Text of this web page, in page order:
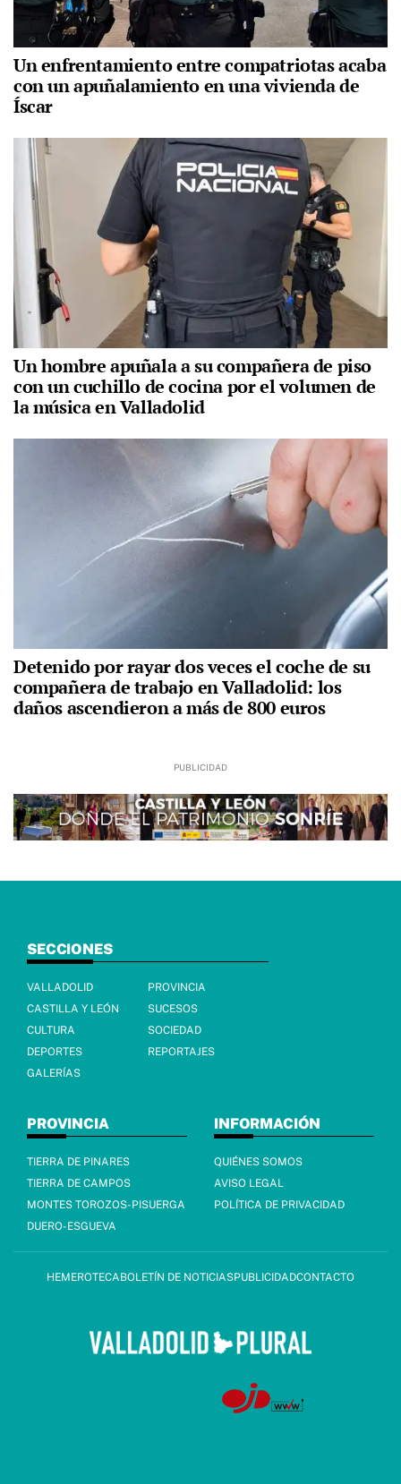
Un enfrentamiento entre compatriotas acaba
con un apuñalamiento en una vivienda de
Íscar
Un hombre apuñala a su compañera de piso
con un cuchillo de cocina por el volumen de
la música en Valladolid
Detenido por rayar dos veces el coche de su
compañera de trabajo en Valladolid: los
daños ascendieron a más de 800 euros
SECCIONES
VALLADOLID
PROVINCIA
CASTILLA Y LEÓN
SUCESOS
CULTURA
SOCIEDAD
DEPORTES
REPORTAJES
GALERÍAS
PROVINCIA
TIERRA DE PINARES
TIERRA DE CAMPOS
MONTES TOROZOS-PISUERGA
DUERO-ESGUEVA
INFORMACIÓN
QUIÉNES SOMOS
AVISO LEGAL
POLÍTICA DE PRIVACIDAD
HEMEROTECABOLETÍN DE NOTICIASPUBLICIDADCONTACTO